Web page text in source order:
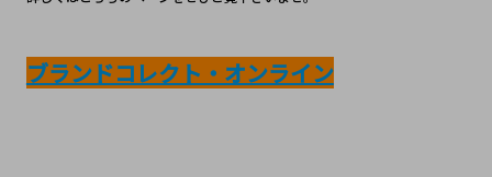
ブランドコレクト・オンライン